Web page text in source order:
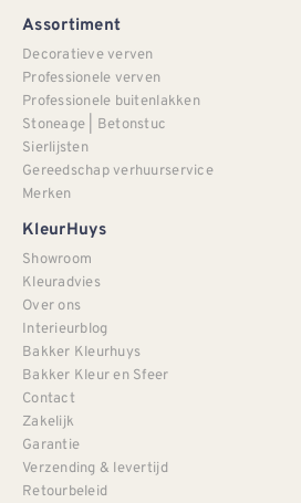
Assortiment
Decoratieve verven
Professionele verven
Professionele buitenlakken
Stoneage | Betonstuc
Sierlijsten
Gereedschap verhuurservice
Merken
KleurHuys
Showroom
Kleuradvies
Over ons
Interieurblog
Bakker Kleurhuys
Bakker Kleur en Sfeer
Contact
Zakelijk
Garantie
Verzending & levertijd
Retourbeleid